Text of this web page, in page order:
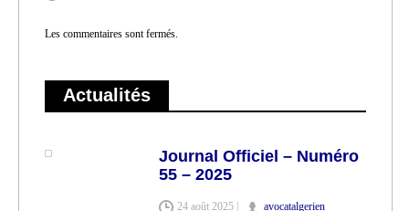
Les commentaires sont fermés.
Actualités
Journal Officiel – Numéro
55 – 2025
24 août 2025 | avocatalgerien